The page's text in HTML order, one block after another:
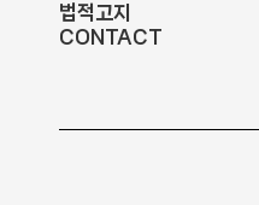
법적고지
CONTACT